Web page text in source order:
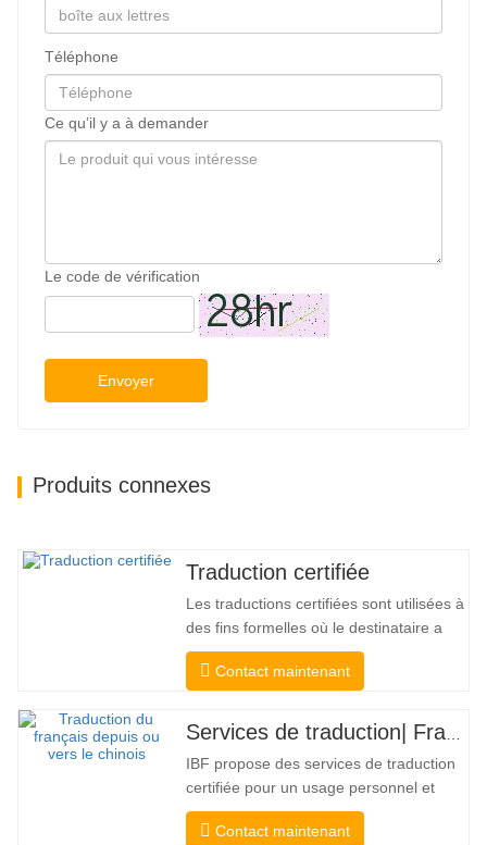
Téléphone
Ce qu’il y a à demander
Le code de vérification
Envoyer
Produits connexes
Traduction certifiée
Les traductions certifiées sont utilisées à
des fins formelles où le destinataire a
besoin d'une confirmation pour
confirmer l'exactitude et l'exhaustivité de
collèges, aux tribunaux et à plusieurs
gouvernements municipaux, étatiques et
fédéraux, ce type de…
Contact maintenant
IBF propose des services de traduction
certifiée pour un usage personnel et
officiel par les universités, les tribunaux
et de nombreux gouvernements locaux.
Contact maintenant